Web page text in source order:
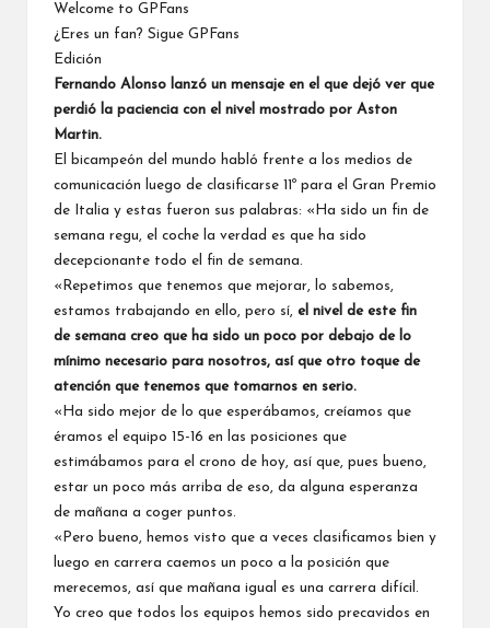
Welcome to GPFans
¿Eres un fan? Sigue GPFans
Edición
Fernando Alonso lanzó un mensaje en el que dejó ver que
perdió la paciencia con el nivel mostrado por Aston
Martin.
El bicampeón del mundo habló frente a los medios de
comunicación luego de clasificarse 11º para el Gran Premio
de Italia y estas fueron sus palabras: «Ha sido un fin de
semana regu, el coche la verdad es que ha sido
decepcionante todo el fin de semana.
«Repetimos que tenemos que mejorar, lo sabemos,
estamos trabajando en ello, pero sí, el nivel de este fin
de semana creo que ha sido un poco por debajo de lo
mínimo necesario para nosotros, así que otro toque de
atención que tenemos que tomarnos en serio.
«Ha sido mejor de lo que esperábamos, creíamos que
éramos el equipo 15-16 en las posiciones que
estimábamos para el crono de hoy, así que, pues bueno,
estar un poco más arriba de eso, da alguna esperanza
de mañana a coger puntos.
«Pero bueno, hemos visto que a veces clasificamos bien y
luego en carrera caemos un poco a la posición que
merecemos, así que mañana igual es una carrera difícil.
Yo creo que todos los equipos hemos sido precavidos en